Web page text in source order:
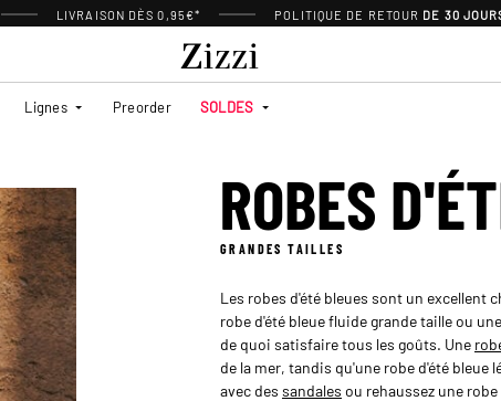
LIVRAISON DÈS 0,95€* POLITIQUE DE RETOUR DE 30
Lignes Preorder SOLDES
ROBES
GRANDES TAILLES
Les robes d'été bleues sont un excellent
robe d'été bleue fluide grande taille ou
de quoi satisfaire tous les goûts. Une
de la mer, tandis qu'une robe d'été bleue
avec des sandales ou rehaussez une